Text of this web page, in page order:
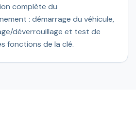
complète du
: démarrage du véhicule,
déverrouillage et test de
fonctions de la clé.